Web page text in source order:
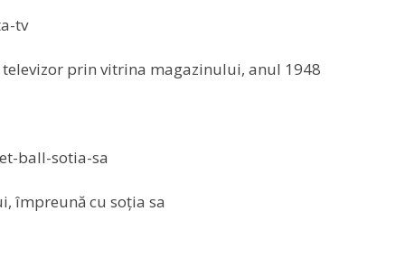
prin vitrina magazinului, anul 1948
împreună cu soția sa